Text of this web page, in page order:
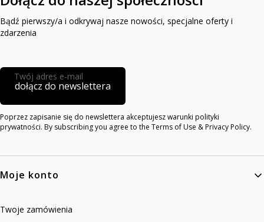
Bądź pierwszy/a i odkrywaj nasze nowości, specjalne oferty i
zdarzenia
Twój adres e-mail
dołącz do newslettera
Poprzez zapisanie się do newslettera akceptujesz warunki polityki
prywatności. By subscribing you agree to the Terms of Use & Privacy Policy.
Linki w stopce
Moje konto
Twoje zamówienia